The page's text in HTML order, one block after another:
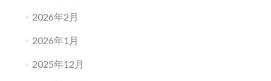
2026年2月
2026年1月
2025年12月